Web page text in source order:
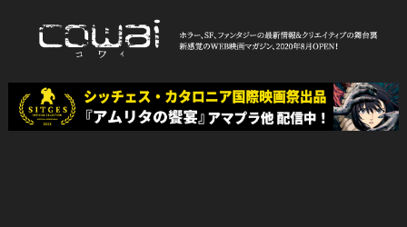
WEB映画マガジン「cowai コ
ワイ」